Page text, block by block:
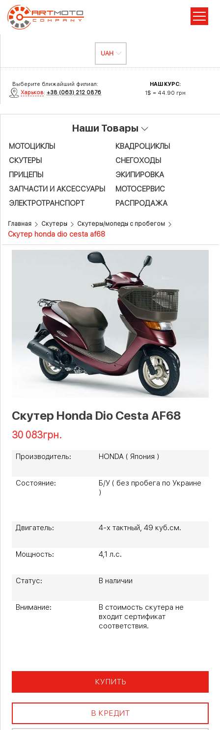
Выберите ближайший филиал:
Харьков:+38 (063) 212 0876
НАШ КУРС:
1$ = 44.90 грн
Наши Товары
МОТОЦИКЛЫ
КВАДРОЦИКЛЫ
СКУТЕРЫ
СНЕГОХОДЫ
ПРИЦЕПЫ
ЭКИПИРОВКА
ЗАПЧАСТИ И АКСЕСCУАРЫ
МОТОСЕРВИС
ЭЛЕКТРОТРАНСПОРТ
РАСПРОДАЖА
Главная Скутеры Скутеры/мопеды с пробегом
Скутер honda dio cesta af68
Скутер Honda Dio Cesta AF68
30 083грн.
Производитель: HONDA ( Япония )
Состояние:
Б/У ( без пробега по Украине
)
Двигатель: 4-х тактный, 49 куб.см.
Мощность: 4,1 л.с.
Статус: В наличии
Внимание:
В стоимость скутера не
входит сертификат
соответствия.
КУПИТЬ
В КРЕДИТ